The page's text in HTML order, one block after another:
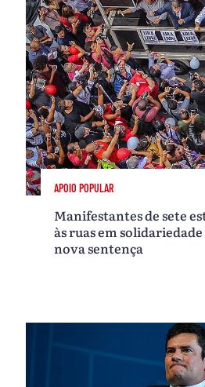
APOIO POPULAR
Manifestantes de sete
às ruas em solidariedade
nova sentença